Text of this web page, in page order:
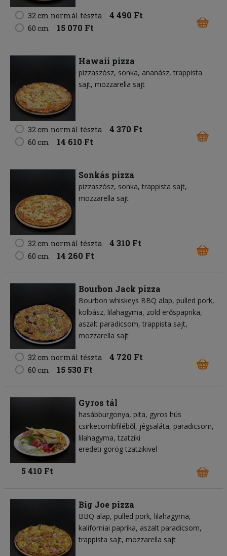
32 cm normál tészta 4 490 Ft
60 cm 15 070 Ft
Hawaii pizza
pizzaszósz sonka ananász trappista
sajt mozzarella sajt
32 cm normál tészta 4 370 Ft
60 cm 14 610 Ft
Sonkás pizza
pizzaszósz sonka trappista sajt
mozzarella sajt
32 cm normál tészta 4 310 Ft
60 cm 14 260 Ft
Bourbon Jack pizza
Bourbon whiskeys BBQ alap pulled pork
kolbász lilahagyma zöld erőspaprika
aszalt paradicsom trappista sajt
mozzarella sajt
32 cm normál tészta 4 720 Ft
60 cm 15 530 Ft
Gyros tál
hasábburgonya pita gyros hús
csirkecombfiléből jégsaláta paradicsom
lilahagyma tzatziki
eredeti görög tzatzikivel
5 410 Ft
Big Joe pizza
BBQ alap pulled pork lilahagyma
kaliforniai paprika aszalt paradicsom
trappista sajt mozzarella sajt